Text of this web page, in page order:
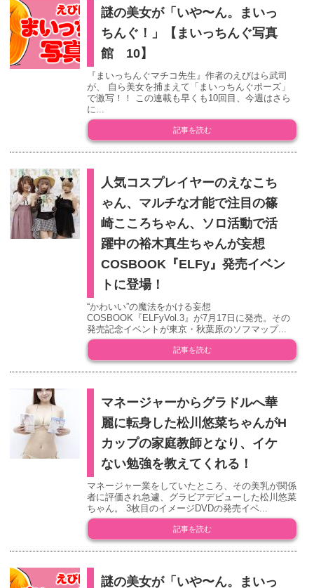
謎の美女が「いや〜ん。まいっ
ちんぐ！」【まいっちんぐ写真
館 10】
『まいっちんぐマチコ先生』作者のえびはら武司
が、 自ら美女を捕まえて「まいっちんぐポーズ」
で激写！！ この連載も早くも10回目、今週はさら
に...
記事を読む
人気コスプレイヤーのえなこち
ゃん、マルチな才能で注目の篠
崎こころちゃん、ソロ活動で活
躍中の裕木真生ちゃんが妄想
COSBOOK『ELFy』発売イベン
トに登場！
“かわいい”の魔法をかける妄想
COSBOOK『ELFyVol.3』が7月17日に発売。その
発売記念イベントが東京・秋葉原のソフマップ...
記事を読む
マネージャーからグラドルへ華
麗に転身した松川悠菜ちゃんがH
カップの家庭教師となり、イケ
ない勉強を教えてくれる！
マネージャー業をしていたところ、その美乳が関係
者に評価され急遽、グラビアデビューした松川悠菜
ちゃん。 3枚目のイメージDVDの発売イベ...
記事を読む
謎の美女が「いや〜ん。まいっ